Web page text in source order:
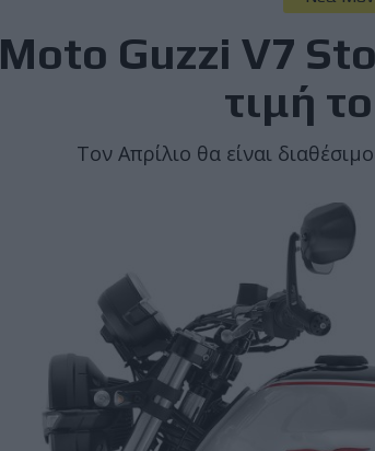
Moto Guzzi V7
τιμή
Τον Απρίλιο θα είναι